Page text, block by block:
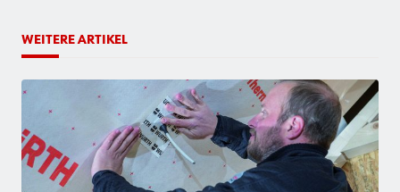
WEITERE ARTIKEL